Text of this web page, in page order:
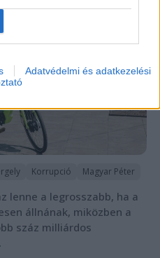
Adatvédelmi és adatkezelési
Korrupció Magyar Péter
lenne a legrosszabb, ha a
állnának, miközben a
száz milliárdos